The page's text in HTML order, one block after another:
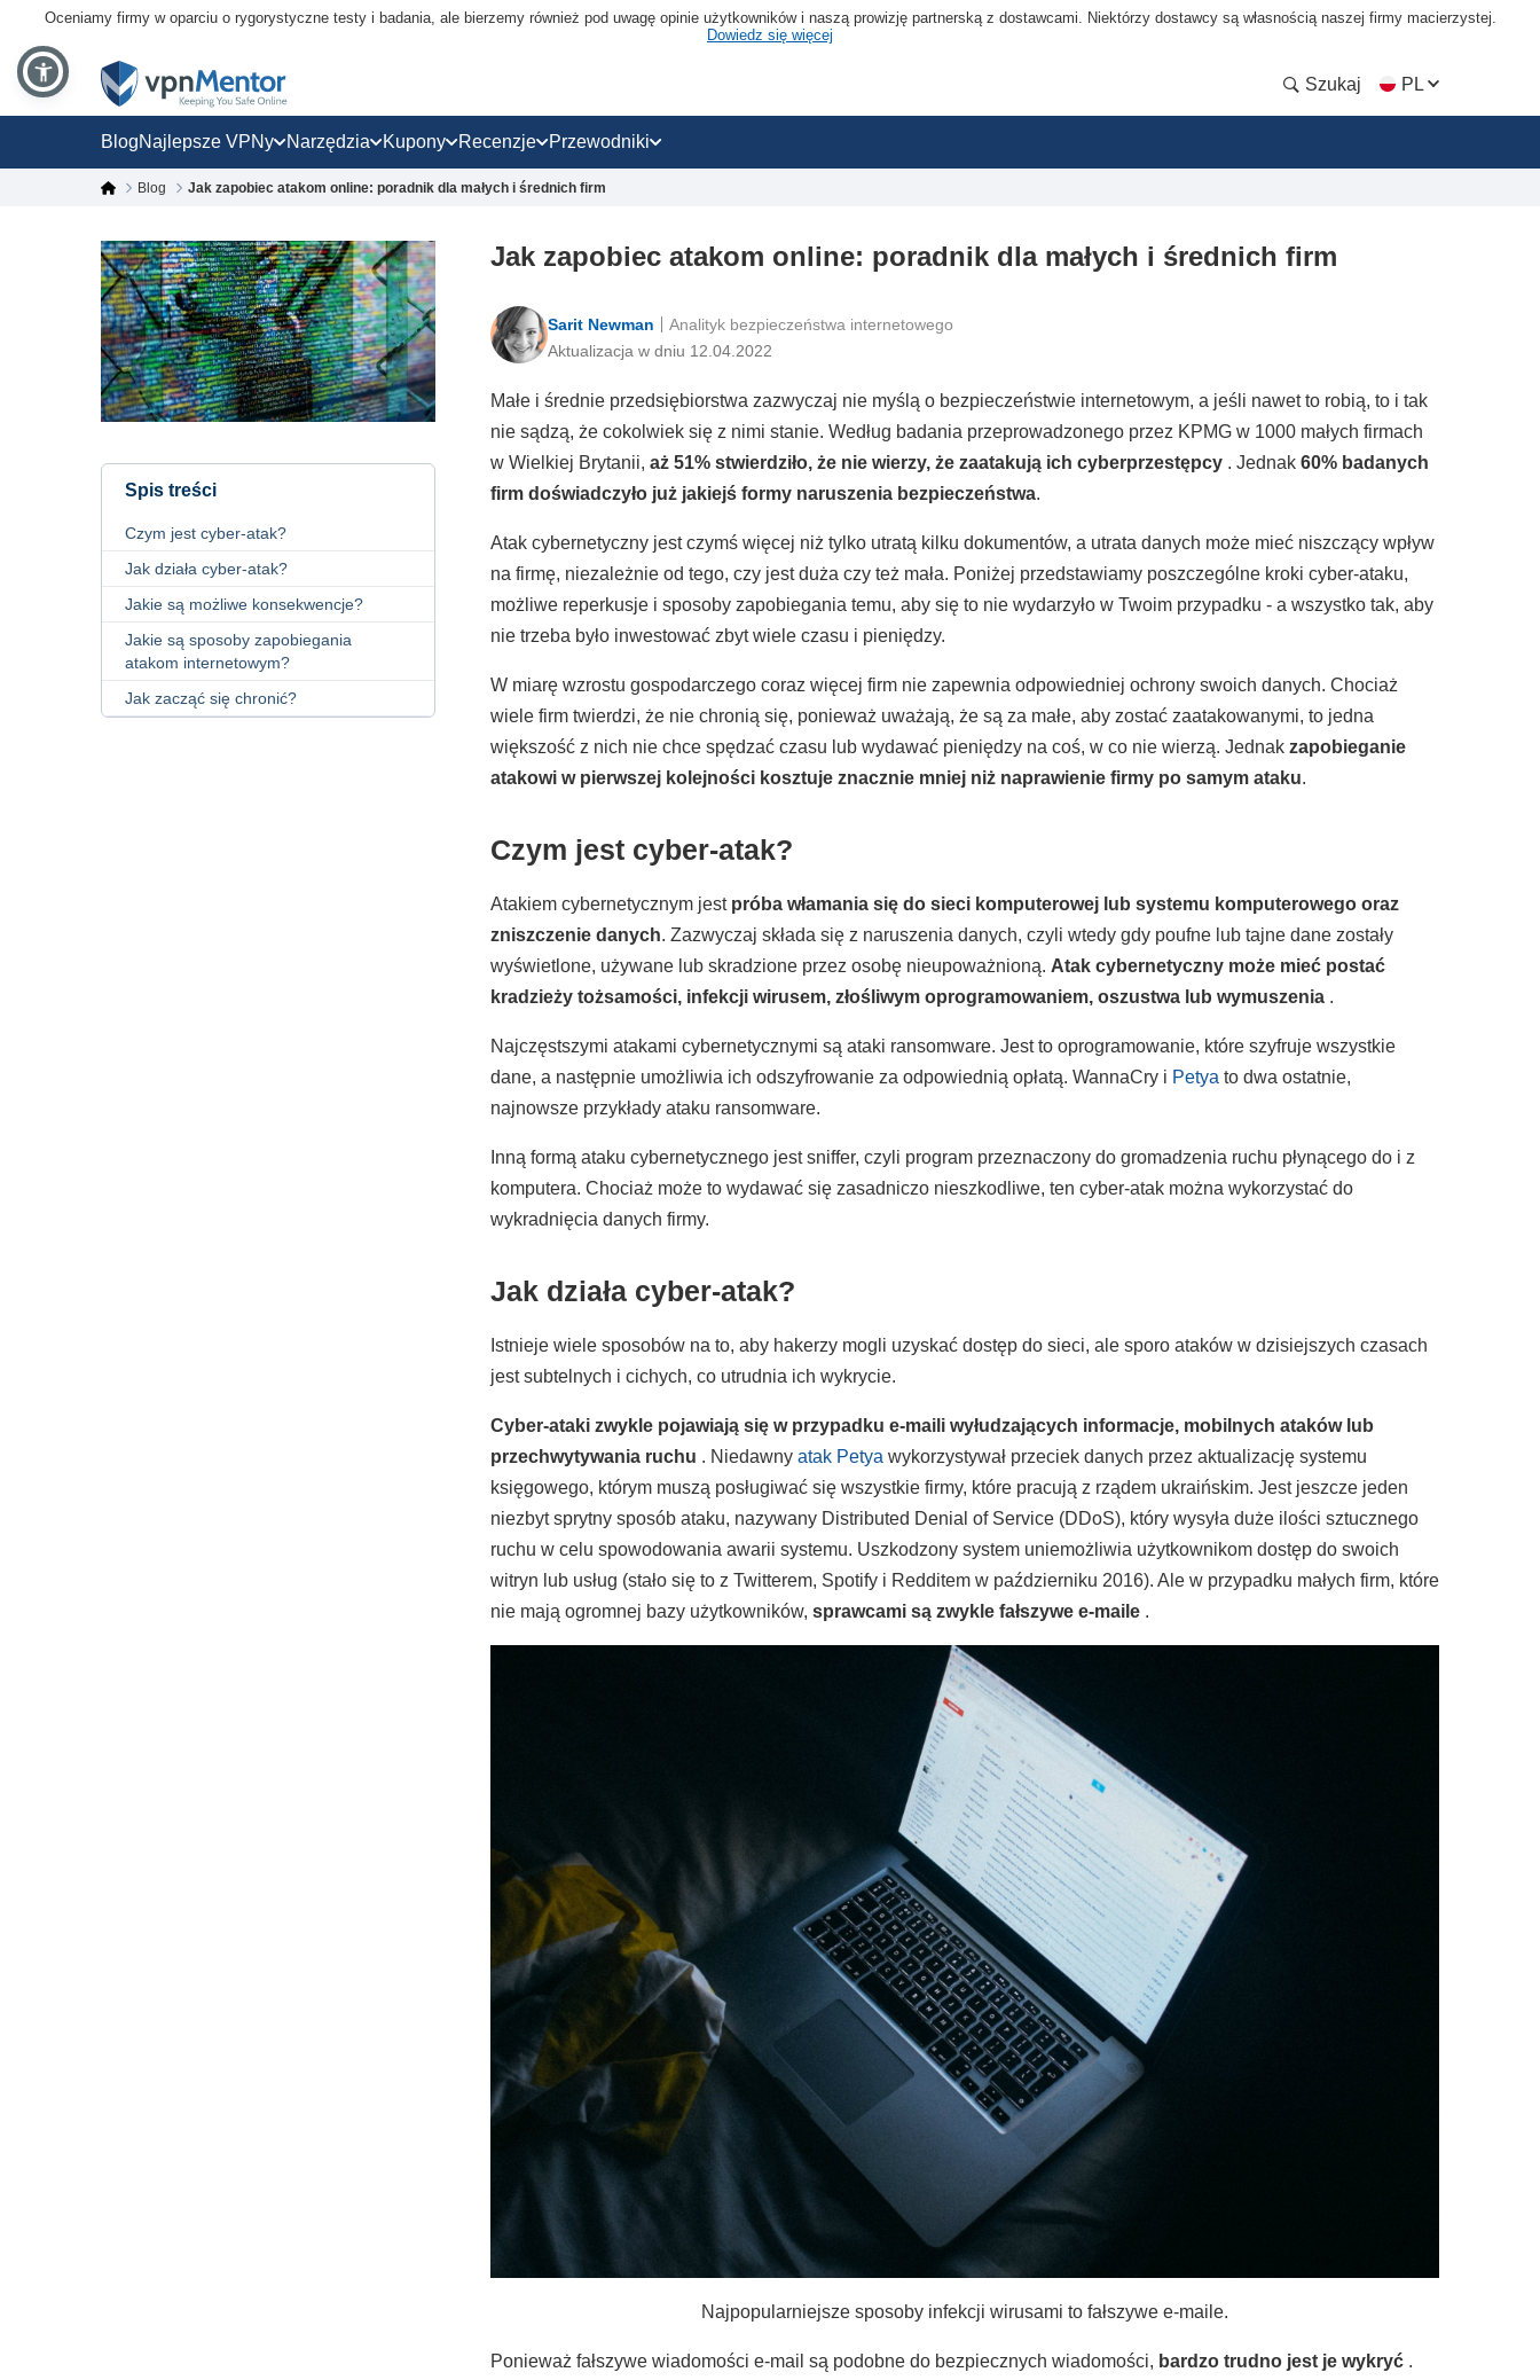
Oceniamy firmy w oparciu o rygorystyczne testy i badania, ale bierzemy również pod uwagę opinie użytkowników i naszą prowizję partnerską z dostawcami. Niektórzy dostawcy są własnością naszej firmy macierzystej.
Dowiedz się więcej
Szukaj PL
BlogNajlepsze VPNy Narzędzia Kupony Recenzje Przewodniki
Blog Jak zapobiec atakom online: poradnik dla małych i średnich firm
Jak zapobiec atakom online: poradnik dla małych i średnich firm
Sarit Newman
Aktualizacja w dniu 12.04.2022
Analityk bezpieczeństwa internetowego
Małe i średnie przedsiębiorstwa zazwyczaj nie myślą o bezpieczeństwie internetowym, a jeśli nawet to robią, to i tak
nie sądzą, że cokolwiek się z nimi stanie. Według badania przeprowadzonego przez KPMG w 1000 małych firmach
w Wielkiej Brytanii, aż 51% stwierdziło, że nie wierzy, że zaatakują ich cyberprzestępcy . Jednak 60% badanych
firm doświadczyło już jakiejś formy naruszenia bezpieczeństwa.
Atak cybernetyczny jest czymś więcej niż tylko utratą kilku dokumentów, a utrata danych może mieć niszczący wpływ
na firmę, niezależnie od tego, czy jest duża czy też mała. Poniżej przedstawiamy poszczególne kroki cyber-ataku,
możliwe reperkusje i sposoby zapobiegania temu, aby się to nie wydarzyło w Twoim przypadku - a wszystko tak, aby
nie trzeba było inwestować zbyt wiele czasu i pieniędzy.
W miarę wzrostu gospodarczego coraz więcej firm nie zapewnia odpowiedniej ochrony swoich danych. Chociaż
wiele firm twierdzi, że nie chronią się, ponieważ uważają, że są za małe, aby zostać zaatakowanymi, to jedna
większość z nich nie chce spędzać czasu lub wydawać pieniędzy na coś, w co nie wierzą. Jednak zapobieganie
atakowi w pierwszej kolejności kosztuje znacznie mniej niż naprawienie firmy po samym ataku.
Czym jest cyber-atak?
Atakiem cybernetycznym jest próba włamania się do sieci komputerowej lub systemu komputerowego oraz
zniszczenie danych. Zazwyczaj składa się z naruszenia danych, czyli wtedy gdy poufne lub tajne dane zostały
wyświetlone, używane lub skradzione przez osobę nieupoważnioną. Atak cybernetyczny może mieć postać
kradzieży tożsamości, infekcji wirusem, złośliwym oprogramowaniem, oszustwa lub wymuszenia .
Najczęstszymi atakami cybernetycznymi są ataki ransomware. Jest to oprogramowanie, które szyfruje wszystkie
dane, a następnie umożliwia ich odszyfrowanie za odpowiednią opłatą. WannaCry i Petya to dwa ostatnie,
najnowsze przykłady ataku ransomware.
Inną formą ataku cybernetycznego jest sniffer, czyli program przeznaczony do gromadzenia ruchu płynącego do i z
komputera. Chociaż może to wydawać się zasadniczo nieszkodliwe, ten cyber-atak można wykorzystać do
wykradnięcia danych firmy.
Jak działa cyber-atak?
Istnieje wiele sposobów na to, aby hakerzy mogli uzyskać dostęp do sieci, ale sporo ataków w dzisiejszych czasach
jest subtelnych i cichych, co utrudnia ich wykrycie.
Cyber-ataki zwykle pojawiają się w przypadku e-maili wyłudzających informacje, mobilnych ataków lub
przechwytywania ruchu . Niedawny atak Petya wykorzystywał przeciek danych przez aktualizację systemu
księgowego, którym muszą posługiwać się wszystkie firmy, które pracują z rządem ukraińskim. Jest jeszcze jeden
niezbyt sprytny sposób ataku, nazywany Distributed Denial of Service (DDoS), który wysyła duże ilości sztucznego
ruchu w celu spowodowania awarii systemu. Uszkodzony system uniemożliwia użytkownikom dostęp do swoich
witryn lub usług (stało się to z Twitterem, Spotify i Redditem w październiku 2016). Ale w przypadku małych firm, które
nie mają ogromnej bazy użytkowników, sprawcami są zwykle fałszywe e-maile .
Najpopularniejsze sposoby infekcji wirusami to fałszywe e-maile.
Ponieważ fałszywe wiadomości e-mail są podobne do bezpiecznych wiadomości, bardzo trudno jest je wykryć .
Spis treści
Czym jest cyber-atak?
Jak działa cyber-atak?
Jakie są możliwe konsekwencje?
Jakie są sposoby zapobiegania
atakom internetowym?
Jak zacząć się chronić?